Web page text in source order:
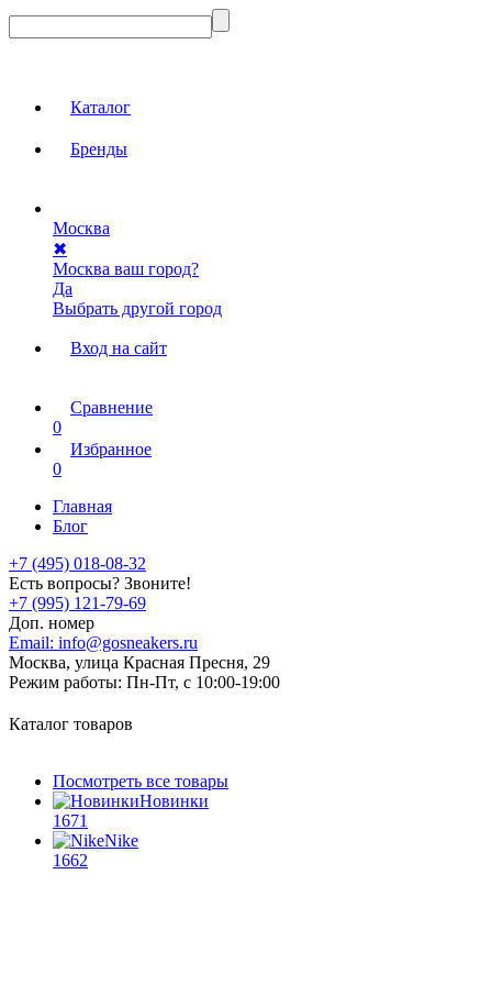
Каталог
Бренды
Москва
✖
Москва ваш город?
Да
Выбрать другой город
Вход на сайт
Сравнение
0
Избранное
0
Главная
Блог
+7 (495) 018-08-32
Есть вопросы? Звоните!
+7 (995) 121-79-69
Доп. номер
Email: info@gosneakers.ru
Москва, улица Красная Пресня, 29
Режим работы: Пн-Пт, с 10:00-19:00
Каталог товаров
Посмотреть все товары
Новинки
1671
Nike
1662